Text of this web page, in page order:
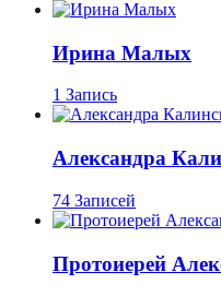
Ирина Малых
1 Запись
Александра
74 Записей
Протоиерей